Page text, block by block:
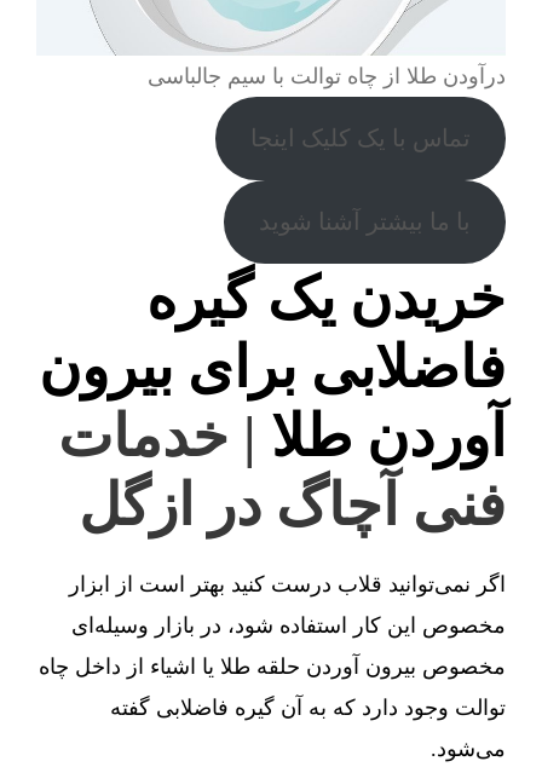
درآودن طلا از چاه توالت با سیم جالباسی
تماس با یک کلیک اینجا
با ما بیشتر آشنا شوید
خریدن یک گیره
فاضلابی برای بیرون
آوردن طلا | خدمات
فنی آچاگ در ازگل
اگر نمی‌توانید قلاب درست کنید بهتر است از ابزار
مخصوص این کار استفاده شود، در بازار وسیله‌ای
مخصوص بیرون آوردن حلقه طلا یا اشیاء از داخل چاه
توالت وجود دارد که به آن گیره فاضلابی گفته
می‌شود.